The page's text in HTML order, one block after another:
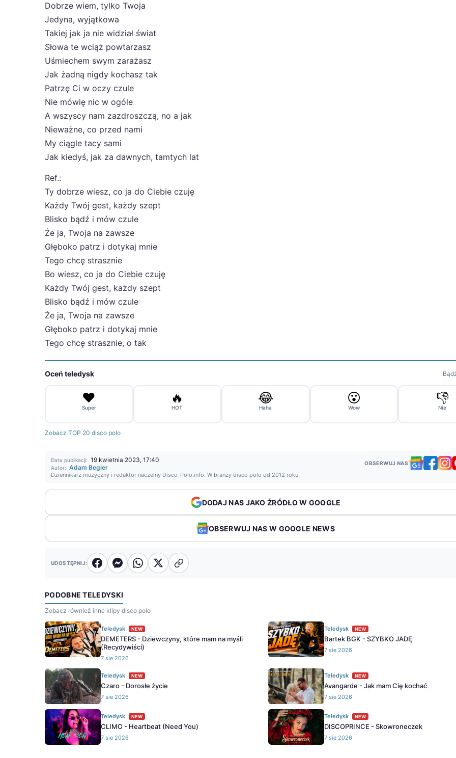
Dobrze wiem, tylko Twoja
Jedyna, wyjątkowa
Takiej jak ja nie widział świat
Słowa te wciąż powtarzasz
Uśmiechem swym zarażasz
Jak żadną nigdy kochasz tak
Patrzę Ci w oczy czule
Nie mówię nic w ogóle
A wszyscy nam zazdroszczą, no a jak
Nieważne, co przed nami
My ciągle tacy sami
Jak kiedyś, jak za dawnych, tamtych lat
Ref.:
Ty dobrze wiesz, co ja do Ciebie czuję
Każdy Twój gest, każdy szept
Blisko bądź i mów czule
Że ja, Twoja na zawsze
Głęboko patrz i dotykaj mnie
Tego chcę strasznie
Bo wiesz, co ja do Ciebie czuję
Każdy Twój gest, każdy szept
Blisko bądź i mów czule
Że ja, Twoja na zawsze
Głęboko patrz i dotykaj mnie
Tego chcę strasznie, o tak
Oceń teledysk
❤️
Super
🔥
HOT
😂
Haha
😮
Wow
👎
Nie
Zobacz TOP 20 disco polo
Data publikacji: 19 kwietnia 2023, 17:40
Autor: Adam Begier
Dziennikarz muzyczny i redaktor naczelny Disco-Polo.info. W branży disco polo od 2012 roku.
OBSERWUJ NAS
DODAJ NAS JAKO ŹRÓDŁO W GOOGLE
OBSERWUJ NAS W GOOGLE NEWS
UDOSTĘPNIJ:
PODOBNE TELEDYSKI
Zobacz również inne klipy disco polo
Teledysk NEW
DEMETERS - Dziewczyny, które mam na myśli
(Recydywiści)
7 sie 2026
Teledysk NEW
Bartek BGK - SZYBKO JADĘ
7 sie 2026
Teledysk NEW
Czaro - Dorosłe życie
7 sie 2026
Teledysk NEW
Avangarde - Jak mam Cię kochać
7 sie 2026
Teledysk NEW
CLIMO - Heartbeat (Need You)
7 sie 2026
Teledysk NEW
DISCOPRINCE - Skowroneczek
7 sie 2026